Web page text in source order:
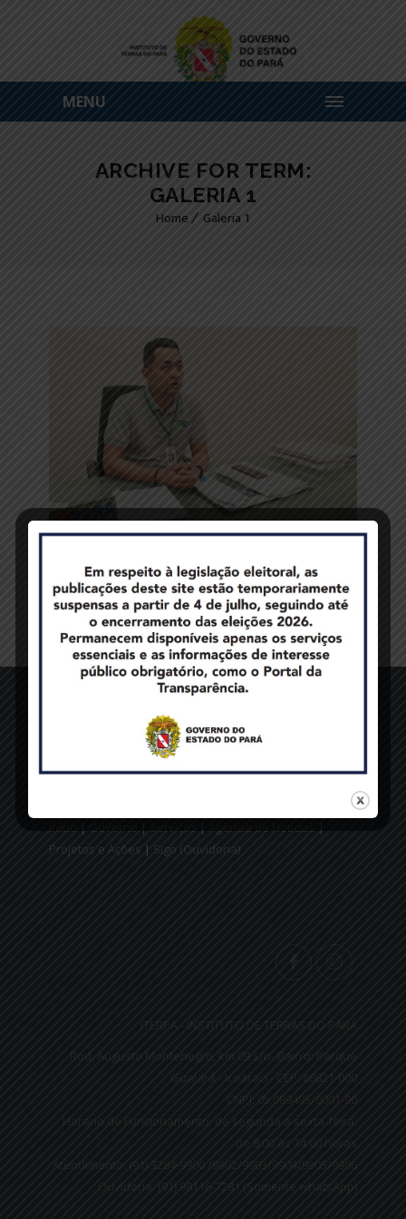
MENU
ARCHIVE FOR TERM:
GALERIA 1
Home Galeria 1
Início | Governo |Serviços | Agência de Notícias |
Projetos e Ações | Sigo (Ouvidoria)
ITERPA - INSTITUTO DE TERRAS DO PARÁ
Rod. Augusto Montenegro, km 09 s/n- Bairro: Parque
Guajará - Icoaraci - CEP: 66821-000
CNPJ: 05.089495/0001-90
Horário de Funcionamento: de segunda a sexta-feira,
de 8:00 às 14:00 horas
Atendimento: (91) 3284-9900 /9902/9903/9904/9905/9906
Ouvidoria: (91) 98116-7281 (Somente whatsApp)